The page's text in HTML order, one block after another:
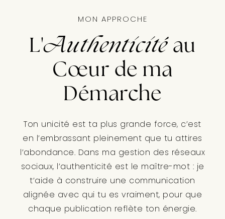
MON APPROCHE
L'Authenticité au
Cœur de ma
Démarche
Ton unicité est ta plus grande force, c’est
en l’embrassant pleinement que tu attires
l’abondance. Dans ma gestion des réseaux
sociaux, l’authenticité est le maître-mot : je
t’aide à construire une communication
alignée avec qui tu es vraiment, pour que
chaque publication reflète ton énergie.